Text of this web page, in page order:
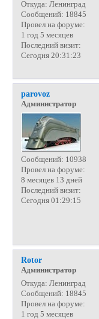
Откуда: Ленинград
Сообщений: 18845
Провел на форуме:
1 год 5 месяцев
Последний визит:
Сегодня 20:31:23
parovoz
Администратор
Сообщений: 10938
Провел на форуме:
8 месяцев 13 дней
Последний визит:
Сегодня 01:29:15
Rotor
Администратор
Откуда: Ленинград
Сообщений: 18845
Провел на форуме:
1 год 5 месяцев